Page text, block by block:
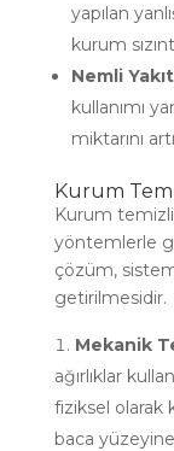
yapılan
kurum
Nemli
kullanımı
miktarını
Kurum
Kurum
yöntemlerle
çözüm,
getirilmesidir.
Mekanik
ağırlıklar
fiziksel olarak
baca